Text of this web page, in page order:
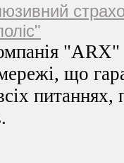
що
питаннях,